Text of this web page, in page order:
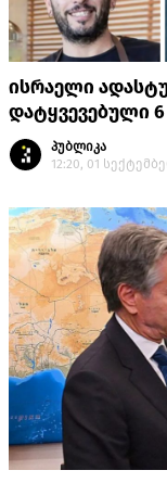
ისრაელი
დატყვევებული
პუბლიკა
12:20, 01